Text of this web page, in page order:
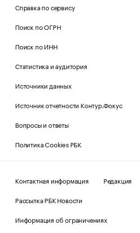
Справка по сервису
Поиск по ОГРН
Поиск по ИНН
Статистика и аудитория
Источники данных
Источник отчетности Контур.Фокус
Вопросы и ответы
Политика Cookies РБК
Контактная информация
Редакция
Рассылка РБК Новости
Информация об ограничениях